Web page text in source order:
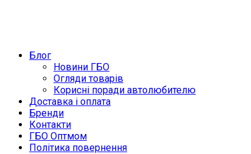
Блог
Новини ГБО
Огляди товарів
Корисні поради автолюбителю
Доставка і оплата
Бренди
Контакти
ГБО Оптмом
Політика повернення